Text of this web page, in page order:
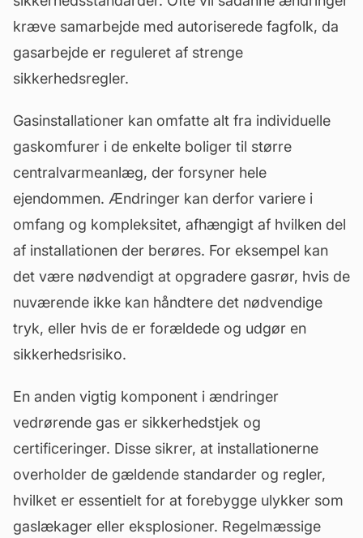
kræve samarbejde med autoriserede fagfolk, da
gasarbejde er reguleret af strenge
sikkerhedsregler.
Gasinstallationer kan omfatte alt fra individuelle
gaskomfurer i de enkelte boliger til større
centralvarmeanlæg, der forsyner hele
ejendommen. Ændringer kan derfor variere i
omfang og kompleksitet, afhængigt af hvilken del
af installationen der berøres. For eksempel kan
det være nødvendigt at opgradere gasrør, hvis de
nuværende ikke kan håndtere det nødvendige
tryk, eller hvis de er forældede og udgør en
sikkerhedsrisiko.
En anden vigtig komponent i ændringer
vedrørende gas er sikkerhedstjek og
certificeringer. Disse sikrer, at installationerne
overholder de gældende standarder og regler,
hvilket er essentielt for at forebygge ulykker som
gaslækager eller eksplosioner. Regelmæssige